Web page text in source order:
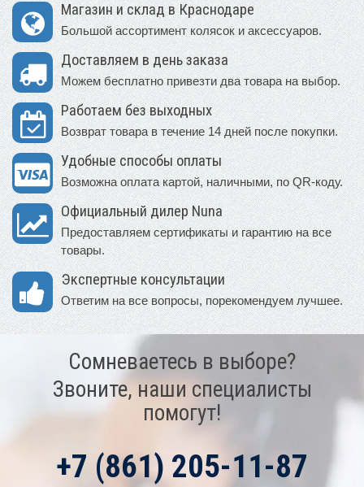
Магазин и склад в Краснодаре
Большой ассортимент колясок и аксессуаров.
Доставляем в день заказа
Можем бесплатно привезти два товара на выбор.
Работаем без выходных
Возврат товара в течение 14 дней после покупки.
Удобные способы оплаты
Возможна оплата картой, наличными, по QR-коду.
Официальный дилер Nuna
Предоставляем сертификаты и гарантию на все
товары.
Экспертные консультации
Ответим на все вопросы, порекомендуем лучшее.
Сомневаетесь в выборе?
Звоните, наши специалисты
помогут!
+7 (861) 205-11-87